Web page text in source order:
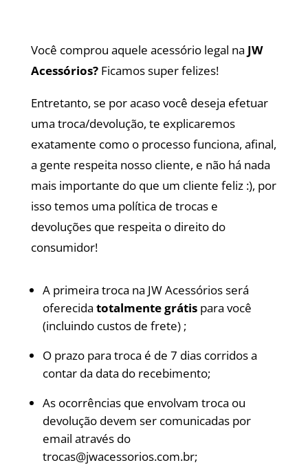
Você comprou aquele acessório legal na JW
Acessórios?Ficamos super felizes!
Entretanto, se por acaso você deseja efetuar
uma troca/devolução, te explicaremos
exatamente como o processo funciona, afinal,
a gente respeita nosso cliente, e não há nada
mais importante do que um cliente feliz :), por
isso temos uma política de trocas e
devoluções que respeita o direito do
consumidor!
A primeira troca na JW Acessórios será
oferecida totalmente grátispara você
(incluindo custos de frete) ;
O prazo para troca é de 7 dias corridos a
contar da data do recebimento;
As ocorrências que envolvam troca ou
devolução devem ser comunicadas por
email através do
trocas@jwacessorios.com.br;